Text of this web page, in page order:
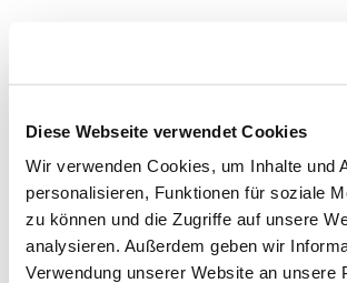
Diese Webseite verwendet Cookies
Wir verwenden Cookies, um Inhalte und
personalisieren, Funktionen für soziale
zu können und die Zugriffe auf unsere
analysieren. Außerdem geben wir
Verwendung unserer Website an unsere